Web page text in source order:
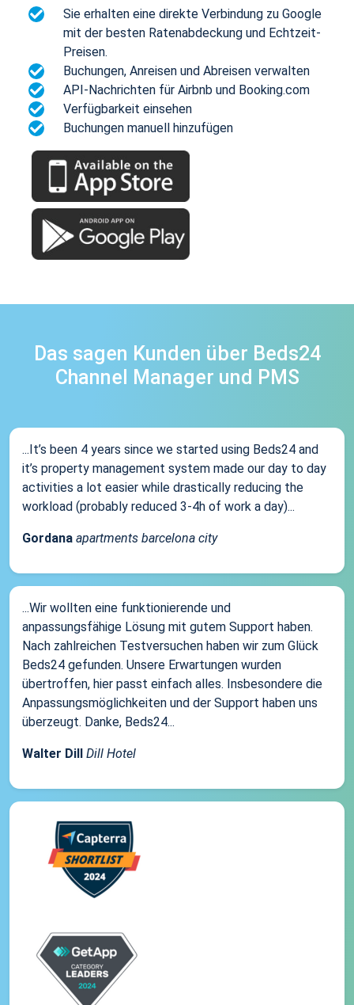
Sie erhalten eine direkte Verbindung zu Google
mit der besten Ratenabdeckung und Echtzeit-
Preisen.
Buchungen, Anreisen und Abreisen verwalten
API-Nachrichten für Airbnb und Booking.com
Verfügbarkeit einsehen
Buchungen manuell hinzufügen
Das sagen Kunden über Beds24
Channel Manager und PMS
...It’s been 4 years since we started using Beds24 and
it’s property management system made our day to day
activities a lot easier while drastically reducing the
workload (probably reduced 3-4h of work a day)...
Gordana apartments barcelona city
...Wir wollten eine funktionierende und
anpassungsfähige Lösung mit gutem Support haben.
Nach zahlreichen Testversuchen haben wir zum Glück
Beds24 gefunden. Unsere Erwartungen wurden
übertroffen, hier passt einfach alles. Insbesondere die
Anpassungsmöglichkeiten und der Support haben uns
überzeugt. Danke, Beds24...
Walter Dill Dill Hotel